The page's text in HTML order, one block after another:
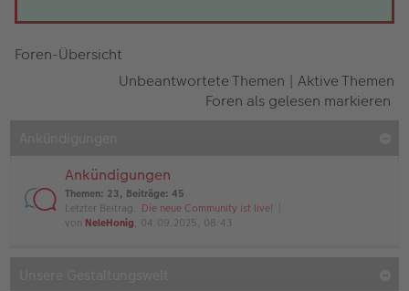
Foren-Übersicht
Unbeantwortete Themen | Aktive Themen
Foren als gelesen markieren
Ankündigungen
Themen: 23, Beiträge: 45
Letzter Beitrag: Die neue Community ist live!
von NeleHonig, 04.09.2025, 08:43